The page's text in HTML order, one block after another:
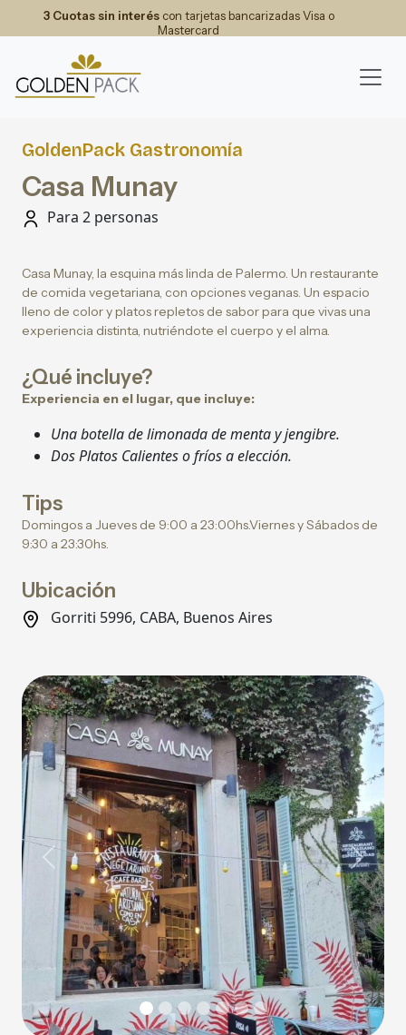
3 Cuotas sin interéscon tarjetas bancarizadas Visa o
Mastercard
GoldenPack Gastronomía
Casa Munay
Para 2 personas
Casa Munay, la esquina más linda de Palermo. Un restaurante
de comida vegetariana, con opciones veganas. Un espacio
lleno de color y platos repletos de sabor para que vivas una
experiencia distinta, nutriéndote el cuerpo y el alma.
¿Qué incluye?
Experiencia en el lugar, que incluye:
Una botella de limonada de menta y jengibre.
Dos Platos Calientes o fríos a elección.
Tips
Domingos a Jueves de 9:00 a 23:00hs.Viernes y Sábados de
9:30 a 23:30hs.
Ubicación
Gorriti 5996, CABA, Buenos Aires
Previous Next